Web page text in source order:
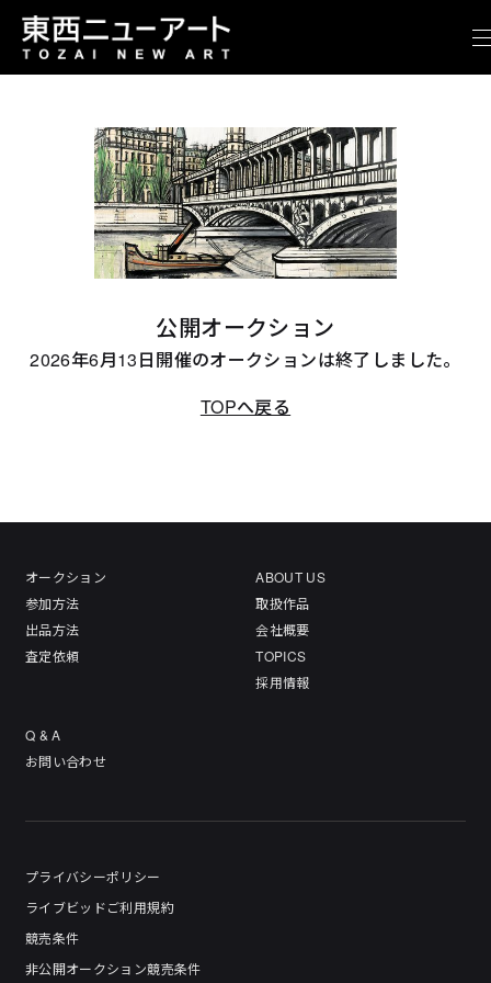
公開オークション
2026年6月13日開催のオークションは終了しました。
TOPへ戻る
オークション
参加方法
出品方法
査定依頼
ABOUT US
取扱作品
会社概要
TOPICS
採用情報
Q & A
お問い合わせ
プライバシーポリシー
ライブビッドご利用規約
競売条件
非公開オークション競売条件